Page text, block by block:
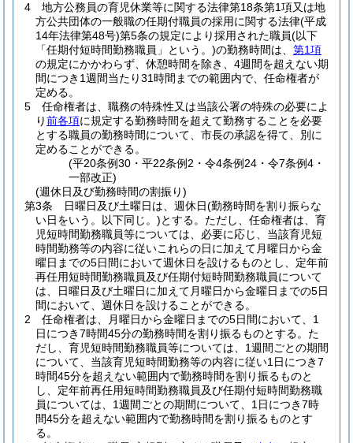
4
地方公務員の育児休業等に関する法律第18条第1項又は地
方公共団体の一般職の任期付職員の採用に関する法律(平成
14年法律第48号)第5条の規定により採用された職員(以下
「任期付短時間勤務職員」という。)の勤務時間は、 第1項
の規定にかかわらず、休憩時間を除き、4週間を超えない期
間につき1週間当たり31時間までの範囲内で、任命権者が
定める。
5
任命権者は、職務の特殊性又は当該公署の特殊の必要によ
り前各項に規定する勤務時間を超えて勤務することを必要
とする職員の勤務時間について、市長の承認を得て、別に
定めることができる。
(平20条例30・平22条例2・令4条例24・令7条例4・
一部改正)
(週休日及び勤務時間の割振り)
第3条
日曜日及び土曜日は、週休日(勤務時間を割り振らな
い日をいう。以下同じ。)とする。 ただし、任命権者は、育
児短時間勤務職員等については、必要に応じ、当該育児短
時間勤務等の内容に従いこれらの日に加えて月曜日から金
曜日までの5日間において週休日を設けるものとし、定年前
再任用短時間勤務職員及び任期付短時間勤務職員について
は、日曜日及び土曜日に加えて月曜日から金曜日までの5日
間において、週休日を設けることができる。
2
任命権者は、月曜日から金曜日までの5日間において、1
日につき7時間45分の勤務時間を割り振るものとする。 た
だし、育児短時間勤務職員等については、1週間ごとの期間
について、当該育児短時間勤務等の内容に従い1日につき7
時間45分を超えない範囲内で勤務時間を割り振るものと
し、定年前再任用短時間勤務職員及び任期付短時間勤務職
員については、1週間ごとの期間について、1日につき7時
間45分を超えない範囲内で勤務時間を割り振るものとす
る。